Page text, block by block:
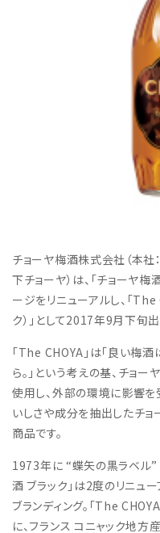
チョーヤ梅酒株式会社（本社
下チョーヤ）は、「チョーヤ
ージをリニューアルし、「
ク）」として2017年9月下旬
「The CHOYA」は「良い梅
ら。」という考えの基、チョ
使用し、外部の環境に影響
いしさや成分を抽出したチ
商品です。
1973年に “蝶矢の黒ラベル”
酒 ブラック」は2度のリニュ
ブランディング。「The
に、フランス コニャック地方